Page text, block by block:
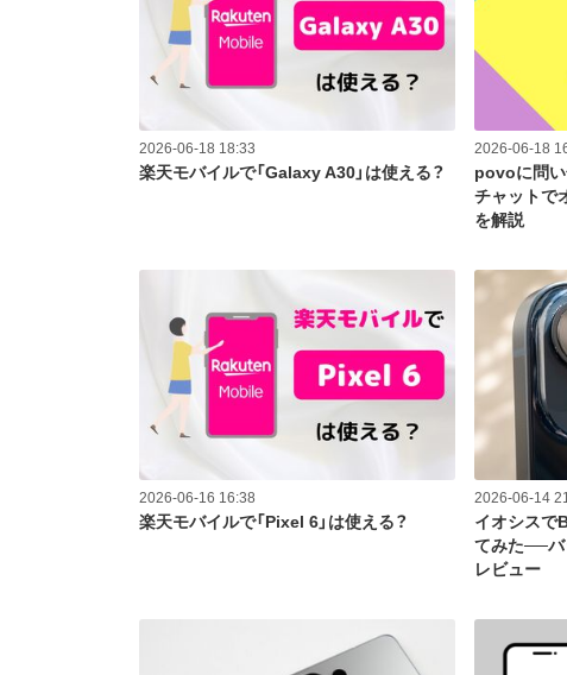
2026-06-18 18:33
楽天モバイルで「Galaxy A30」は使える？
2026-06-18
povoに問い
チャットで
を解説
2026-06-16 16:38
楽天モバイルで「Pixel 6」は使える？
2026-06-14
イオシスで
てみた──バ
レビュー